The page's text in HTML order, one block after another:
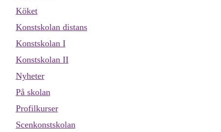
Köket
Konstskolan distans
Konstskolan I
Konstskolan II
Nyheter
På skolan
Profilkurser
Scenkonstskolan